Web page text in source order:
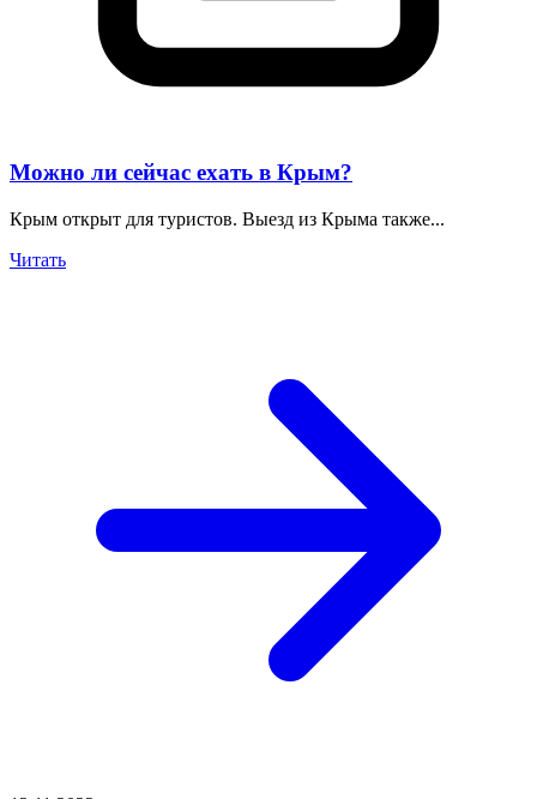
Можно ли сейчас ехать в Крым?
Крым открыт для туристов. Выезд из Крыма также...
Читать